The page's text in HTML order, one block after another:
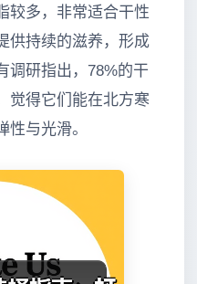
较多，非常适合干性
供持续的滋养，形成
调研指出，78%的干
觉得它们能在北方寒
与光滑。